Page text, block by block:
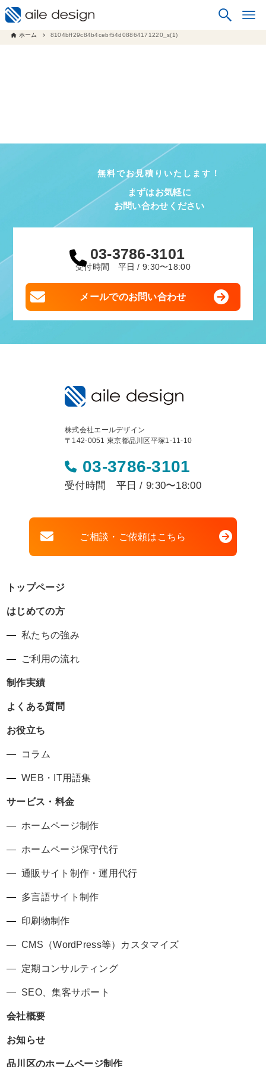
ホーム 8104bff29c84b4cebf54d08864171220_s(1)
無料でお見積りいたします！
まずはお気軽に
お問い合わせください
03-3786-3101
受付時間 平日 / 9:30〜18:00
メールでのお問い合わせ
株式会社エールデザイン
〒142-0051 東京都品川区平塚1-11-10
03-3786-3101
受付時間 平日 / 9:30〜18:00
ご相談・ご依頼はこちら
トップページ
はじめての方
私たちの強み
ご利用の流れ
制作実績
よくある質問
お役立ち
コラム
WEB・IT用語集
サービス・料金
ホームページ制作
ホームページ保守代行
通販サイト制作・運用代行
多言語サイト制作
印刷物制作
CMS（WordPress等）カスタマイズ
定期コンサルティング
SEO、集客サポート
会社概要
お知らせ
品川区のホームページ制作